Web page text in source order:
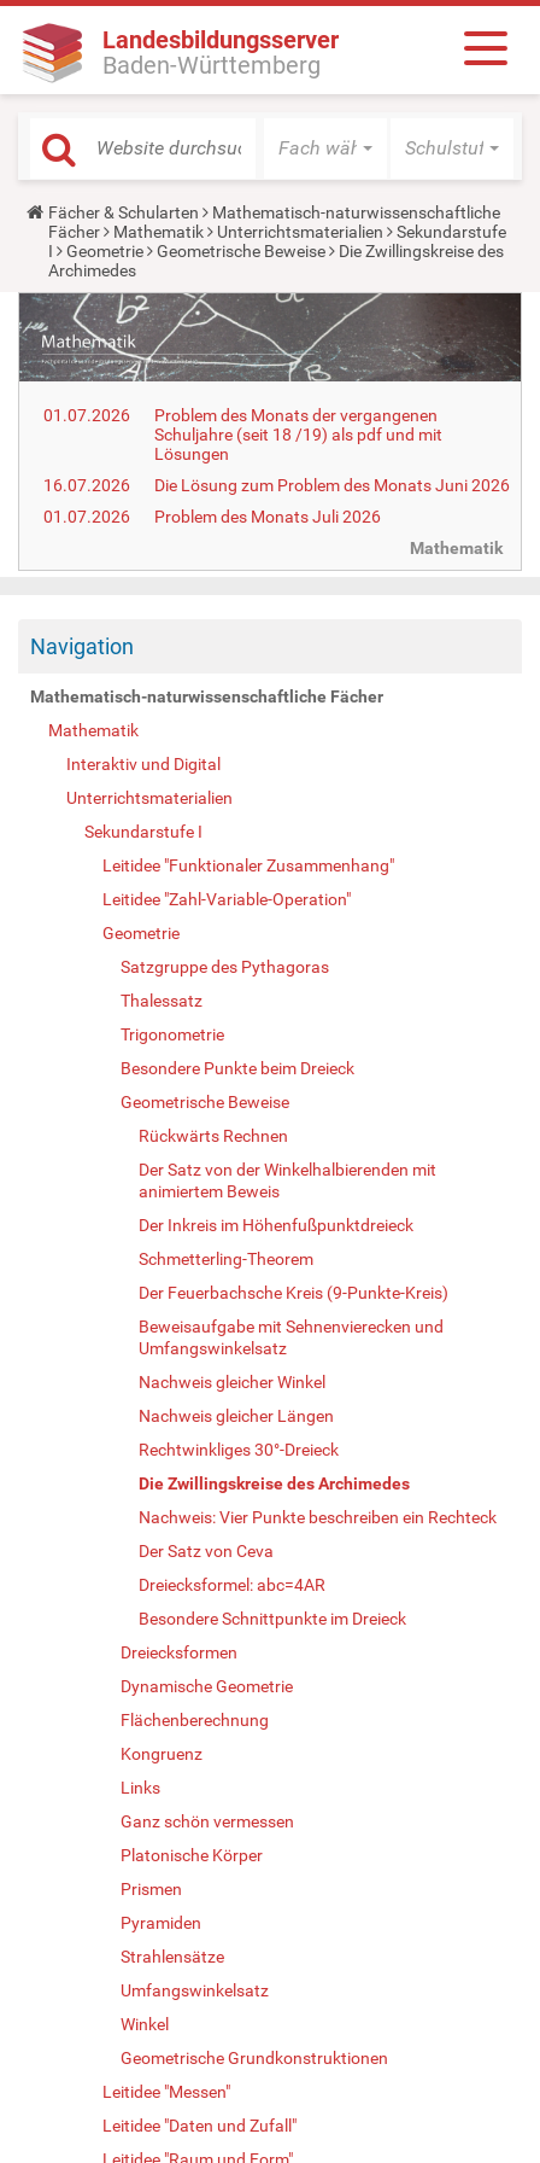
Landesbildungsserver
Baden-Württemberg
Fach wählen Schulstufe
Y
o
u
a
r
e
h
e
r
e
Fächer & Schularten
Mathematisch-naturwissenschaftliche
Fächer
Mathematik Unterrichtsmaterialien
Sekundarstufe
I
Geometrie Geometrische Beweise
Die Zwillingskreise des
Archimedes
01.07.2026
Problem des Monats der vergangenen
Schuljahre (seit 18 /19) als pdf und mit
Lösungen
16.07.2026
Die Lösung zum Problem des Monats Juni 2026
01.07.2026
Problem des Monats Juli 2026
Mathematik
Navigation
Mathematisch-naturwissenschaftliche Fächer
Mathematik
Interaktiv und Digital
Unterrichtsmaterialien
Sekundarstufe I
Leitidee "Funktionaler Zusammenhang"
Leitidee "Zahl-Variable-Operation"
Geometrie
Satzgruppe des Pythagoras
Thalessatz
Trigonometrie
Besondere Punkte beim Dreieck
Geometrische Beweise
Rückwärts Rechnen
Der Satz von der Winkelhalbierenden mit
animiertem Beweis
Der Inkreis im Höhenfußpunktdreieck
Schmetterling-Theorem
Der Feuerbachsche Kreis (9-Punkte-Kreis)
Beweisaufgabe mit Sehnenvierecken und
Umfangswinkelsatz
Nachweis gleicher Winkel
Nachweis gleicher Längen
Rechtwinkliges 30°-Dreieck
Die Zwillingskreise des Archimedes
Nachweis: Vier Punkte beschreiben ein Rechteck
Der Satz von Ceva
Dreiecksformel: abc=4AR
Besondere Schnittpunkte im Dreieck
Dreiecksformen
Dynamische Geometrie
Flächenberechnung
Kongruenz
Links
Ganz schön vermessen
Platonische Körper
Prismen
Pyramiden
Strahlensätze
Umfangswinkelsatz
Winkel
Geometrische Grundkonstruktionen
Leitidee "Messen"
Leitidee "Daten und Zufall"